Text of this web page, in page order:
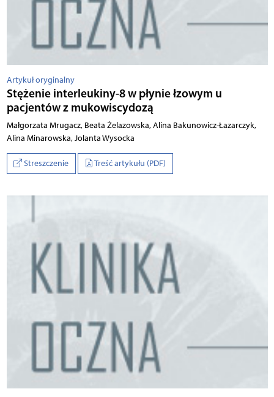
Artykuł oryginalny
Stężenie interleukiny-8 w płynie łzowym u
pacjentów z mukowiscydozą
Małgorzata Mrugacz, Beata Żelazowska, Alina Bakunowicz-Łazarczyk,
Alina Minarowska, Jolanta Wysocka
Streszczenie Treść artykułu (PDF)